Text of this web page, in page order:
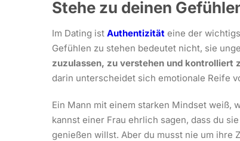
Stehe zu deinen
Im Dating ist Authentizität eine der
Gefühlen zu stehen bedeutet nicht, sie
zuzulassen, zu verstehen und kontrolliert
darin unterscheidet sich emotionale Reife
Ein Mann mit einem starken Mindset weiß,
kannst einer Frau ehrlich sagen, dass du
genießen willst. Aber du musst nie um ihre